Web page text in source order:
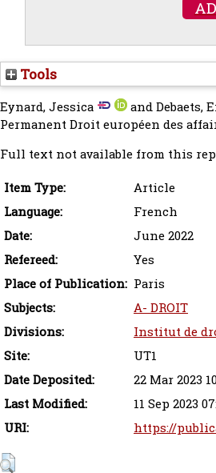
Tools
Eynard, Jessica andDebaets,
Permanent Droit européen des
Full text not available from this
Item Type:
Article
Language:
French
Date:
June 2022
Refereed:
Yes
Place of Publication: Paris
Subjects:
A- DROIT
Divisions:
Institut de
Site:
UT1
Date Deposited:
22 Mar 2023
Last Modified:
11 Sep 2023
URI:
https://